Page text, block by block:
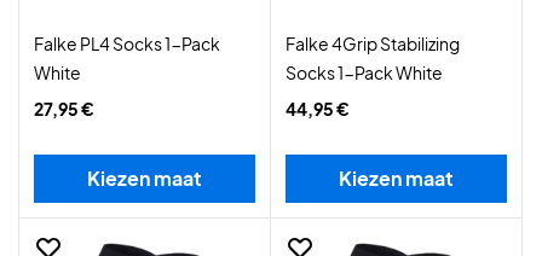
Falke PL4 Socks 1-Pack
White
27,95 €
Kiezen maat
Falke 4Grip Stabilizing
Socks 1-Pack White
44,95 €
Kiezen maat